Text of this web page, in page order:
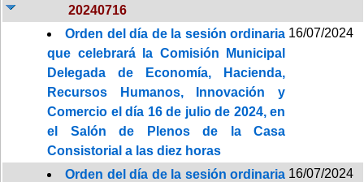
20240716
Orden del día de la sesión ordinaria
que celebrará la Comisión Municipal
Delegada de Economía, Hacienda,
Recursos Humanos, Innovación y
Comercio el día 16 de julio de 2024, en
el Salón de Plenos de la Casa
Consistorial a las diez horas
16/07/2024
Orden del día de la sesión ordinaria 16/07/2024